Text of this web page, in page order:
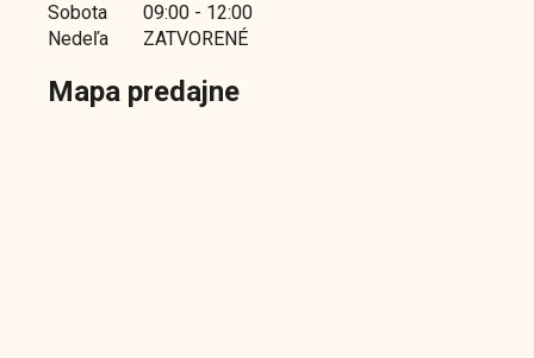
Sobota
09:00 - 12:00
Nedeľa
ZATVORENÉ
Mapa predajne